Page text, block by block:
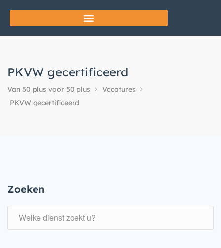
PKVW gecertificeerd
Van 50 plus voor 50 plus
Vacatures
PKVW gecertificeerd
Zoeken